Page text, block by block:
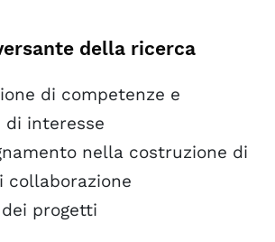
della ricerca
di competenze e
di interesse
nella costruzione di
collaborazione
progetti